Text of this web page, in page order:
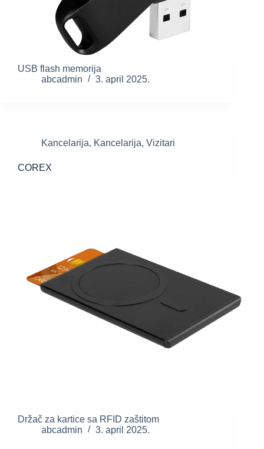
USB flash memorija
abcadmin
3. april 2025.
Kancelarija, Kancelarija, Vizitari
COREX
Držač za kartice sa RFID zaštitom
abcadmin
3. april 2025.